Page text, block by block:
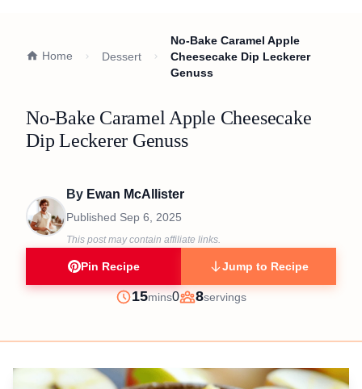
Home Dessert
No-Bake Caramel Apple
Cheesecake Dip Leckerer
Genuss
No-Bake Caramel Apple Cheesecake
Dip Leckerer Genuss
By Ewan McAllister
Published Sep 6, 2025
This post may contain affiliate links.
Pin Recipe Jump to Recipe
Prep
15minutes
mins0
Servings
8servings